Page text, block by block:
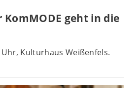
geht in die
Uhr, Kulturhaus Weißenfels.